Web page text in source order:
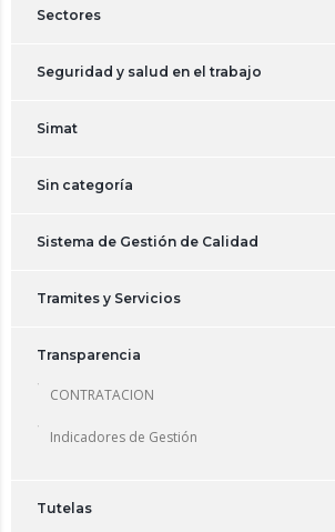
Sectores
Seguridad y salud en el trabajo
Simat
Sin categoría
Sistema de Gestión de Calidad
Tramites y Servicios
Transparencia
CONTRATACION
Indicadores de Gestión
Tutelas